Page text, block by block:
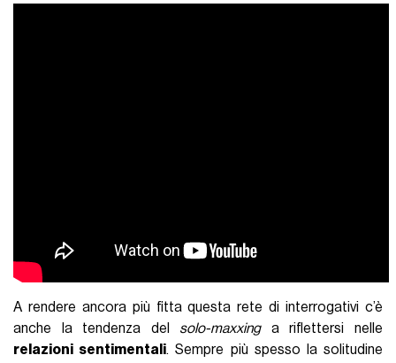
A rendere ancora più fitta questa rete di interrogativi c’è
anche la tendenza del solo-maxxinga riflettersi nelle
relazioni sentimentali. Sempre più spesso la solitudine